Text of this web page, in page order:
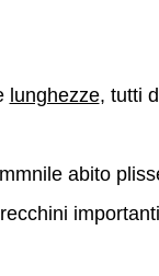
lunghezze, tutti
abito